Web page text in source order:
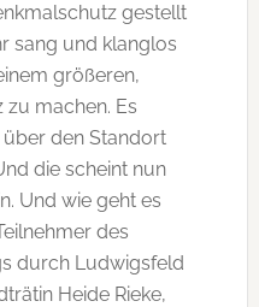
gestellt
sang und klanglos
größeren,
machen. Es
den Standort
die scheint nun
Und wie geht es
des
durch Ludwigsfeld
Heide Rieke,